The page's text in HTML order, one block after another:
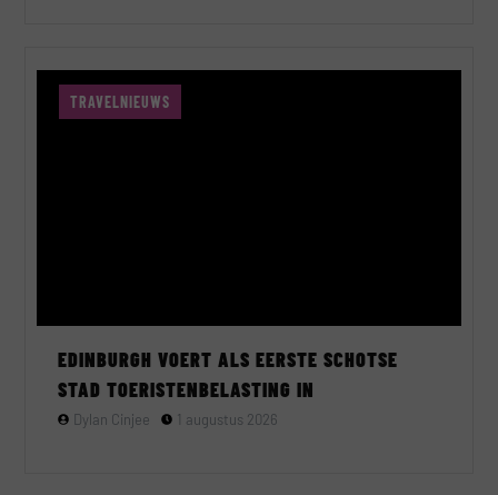
TRAVELNIEUWS
EDINBURGH VOERT ALS EERSTE SCHOTSE
STAD TOERISTENBELASTING IN
Dylan Cinjee 1 augustus 2026